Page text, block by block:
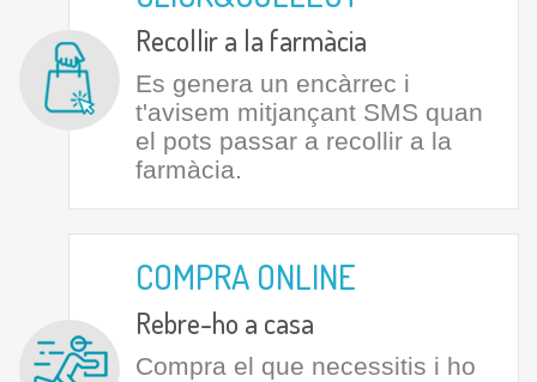
Recollir a la farmàcia
Es genera un encàrrec i
t'avisem mitjançant SMS quan
el pots passar a recollir a la
farmàcia.
COMPRA ONLINE
Rebre-ho a casa
Compra el que necessitis i ho